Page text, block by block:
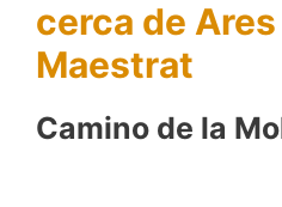
cerca de
Maestrat
Camino de la